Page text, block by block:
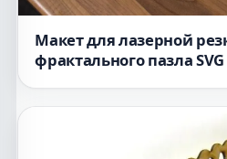
Макет для лазерной
фрактального пазла SVG